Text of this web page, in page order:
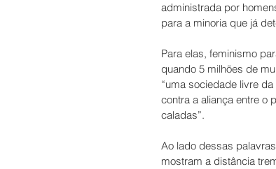
administrada por
para a minoria que já
Para elas, feminismo
quando 5 milhões de
“uma sociedade livre
contra a aliança entre o
caladas”.
Ao lado dessas
mostram a distância